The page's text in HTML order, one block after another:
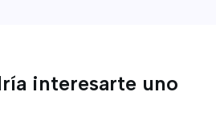
interesarte uno